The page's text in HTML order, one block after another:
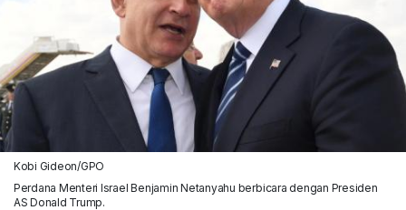
Kobi Gideon/GPO
Perdana Menteri Israel Benjamin Netanyahu berbicara dengan Presiden
AS Donald Trump.